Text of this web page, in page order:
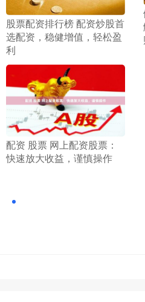
​股票配资排行榜 配资炒股首
选配资，稳健增值，轻松盈
利
​配资 股票 网上配资股票：
快速放大收益，谨慎操作